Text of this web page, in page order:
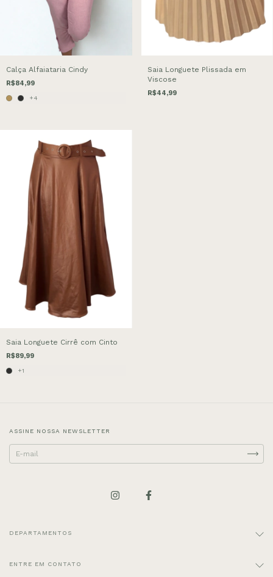
Calça Alfaiataria Cindy
R$84,99
+4
Saia Longuete Plissada em
Viscose
R$44,99
Saia Longuete Cirrê com Cinto
R$89,99
+1
ASSINE NOSSA NEWSLETTER
DEPARTAMENTOS
ENTRE EM CONTATO